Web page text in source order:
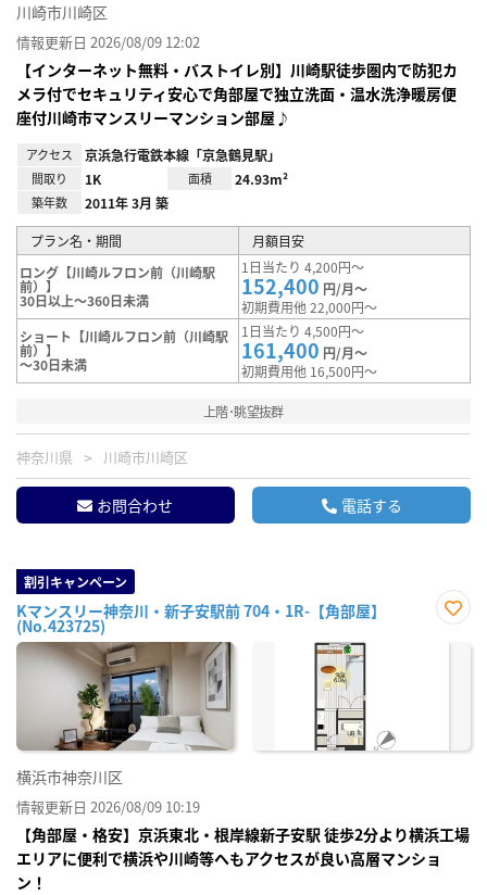
川崎市川崎区
情報更新日 2026/08/09 12:02
【インターネット無料・バストイレ別】川崎駅徒歩圏内で防犯カ
メラ付でセキュリティ安心で角部屋で独立洗面・温水洗浄暖房便
座付川崎市マンスリーマンション部屋♪
アクセス 京浜急行電鉄本線「京急鶴見駅」
間取り 1K 面積 24.93m²
築年数 2011年 3月 築
プラン名・期間
月額目安
ロング【川崎ルフロン前（川崎駅
前）】
30日以上～360日未満
1日当たり 4,200円～
152,400 円/月～
初期費用他 22,000円～
ショート【川崎ルフロン前（川崎駅
前）】
～30日未満
1日当たり 4,500円～
161,400 円/月～
初期費用他 16,500円～
上階･眺望抜群
神奈川県 川崎市川崎区
お問合わせ 電話する
割引キャンペーン
Kマンスリー神奈川・新子安駅前 704・1R-【角部屋】
(No.423725)
に入
横浜市神奈川区
情報更新日 2026/08/09 10:19
【角部屋・格安】京浜東北・根岸線新子安駅 徒歩2分より横浜工場
エリアに便利で横浜や川崎等へもアクセスが良い高層マンショ
ン！